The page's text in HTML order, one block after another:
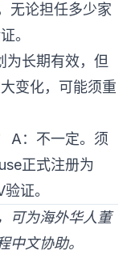
无论担任多少家
。
为长期有效，但
变化，可能须重
A：不一定。须
正式注册为
证。
可为海外华人董
中文协助。